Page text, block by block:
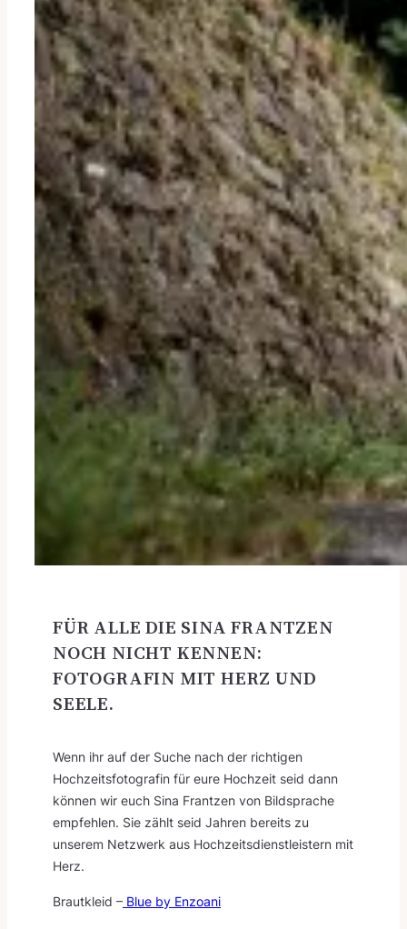
FÜR ALLE DIE SINA FRANTZEN
NOCH NICHT KENNEN:
FOTOGRAFIN MIT HERZ UND
SEELE.
Wenn ihr auf der Suche nach der richtigen
Hochzeitsfotografin für eure Hochzeit seid dann
können wir euch Sina Frantzen von Bildsprache
empfehlen. Sie zählt seid Jahren bereits zu
unserem Netzwerk aus Hochzeitsdienstleistern mit
Herz.
Brautkleid – Blue by Enzoani